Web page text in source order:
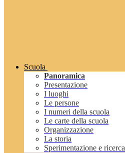
Scuola
Panoramica
Presentazione
I luoghi
Le persone
I numeri della scuola
Le carte della scuola
Organizzazione
La storia
Sperimentazione e ricerca